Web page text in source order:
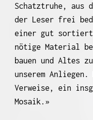
Schatztruhe, aus
der Leser frei
einer gut
nötige Material
bauen und Altes
unserem
Verweise, ein
Mosaik.»